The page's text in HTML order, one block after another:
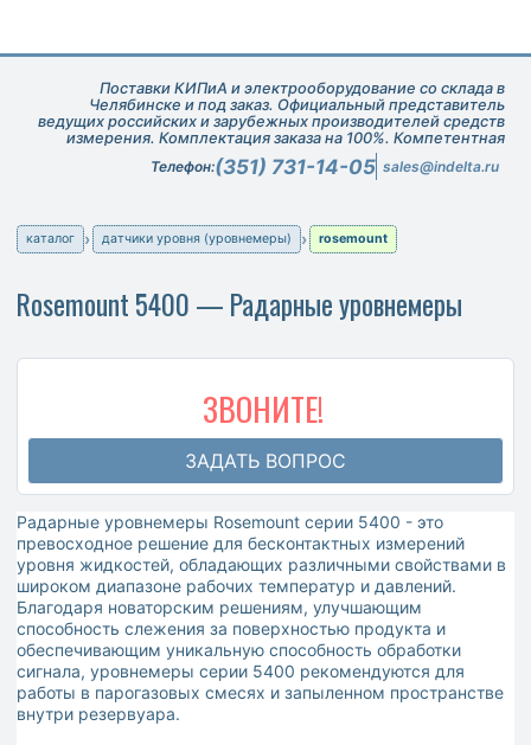
Поставки КИПиА и электрооборудование со склада в
Челябинске и под заказ. Официальный представитель
ведущих российских и зарубежных производителей средств
измерения. Комплектация заказа на 100%. Компетентная
техническая поддержка при подборе оборудования.
Телефон:(351) 731-14-05 sales@indelta.ru
каталог датчики уровня (уровнемеры) rosemount
Rosemount 5400 — Радарные уровнемеры
ЗВОНИТЕ!
ЗАДАТЬ ВОПРОС
Радарные уровнемеры Rosemount серии 5400 - это
превосходное решение для бесконтактных измерений
уровня жидкостей, обладающих различными свойствами в
широком диапазоне рабочих температур и давлений.
Благодаря новаторским решениям, улучшающим
способность слежения за поверхностью продукта и
обеспечивающим уникальную способность обработки
сигнала, уровнемеры серии 5400 рекомендуются для
работы в парогазовых смесях и запыленном пространстве
внутри резервуара.